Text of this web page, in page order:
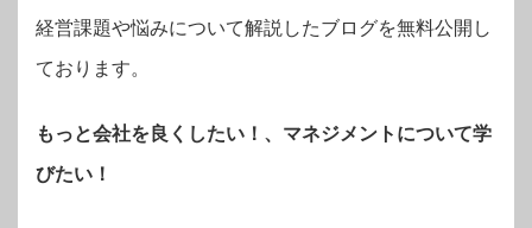
経営課題や悩みについて解説したブログを無料公開し
ております。
もっと会社を良くしたい！、マネジメントについて学
びたい！